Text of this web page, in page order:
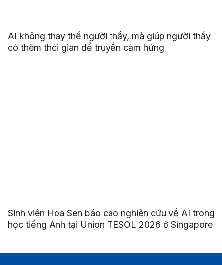
AI không thay thế người thầy, mà giúp người thầy
có thêm thời gian để truyền cảm hứng
Sinh viên Hoa Sen báo cáo nghiên cứu về AI trong
học tiếng Anh tại Union TESOL 2026 ở Singapore